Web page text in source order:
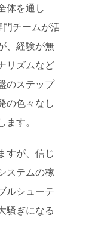
体を通し
門チームが活
、経験が無
リズムなど
のステップ
の色々なし
す。
すが、信じ
ステムの稼
ルシューテ
騒ぎになる